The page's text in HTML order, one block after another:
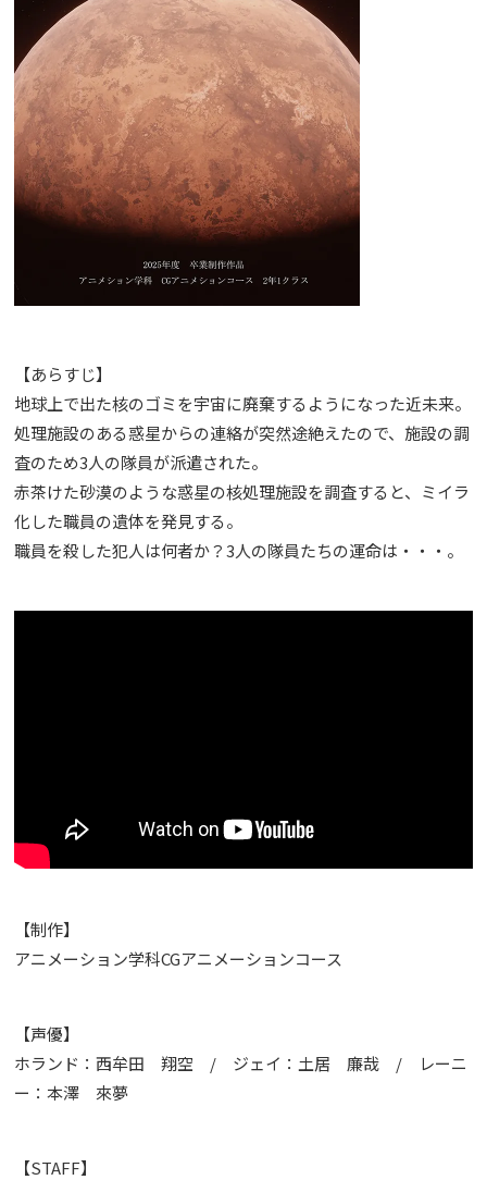
【あらすじ】
地球上で出た核のゴミを宇宙に廃棄するようになった近未来。
処理施設のある惑星からの連絡が突然途絶えたので、施設の調
査のため3人の隊員が派遣された。
赤茶けた砂漠のような惑星の核処理施設を調査すると、ミイラ
化した職員の遺体を発見する。
職員を殺した犯人は何者か？3人の隊員たちの運命は・・・。
【制作】
アニメーション学科CGアニメーションコース
【声優】
ホランド：西牟田 翔空 / ジェイ：土居 廉哉 / レーニ
ー：本澤 來夢
【STAFF】